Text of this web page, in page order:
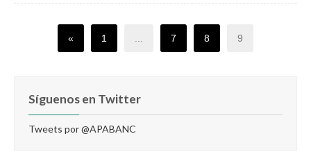
« 1 7 8 9
Síguenos en Twitter
Tweets por @APABANC